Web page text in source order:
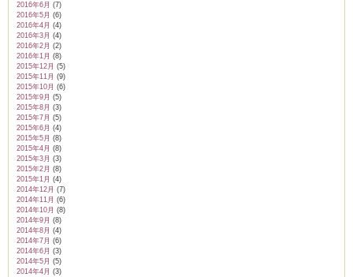
2016年6月 (7)
2016年5月 (6)
2016年4月 (4)
2016年3月 (4)
2016年2月 (2)
2016年1月 (8)
2015年12月 (5)
2015年11月 (9)
2015年10月 (6)
2015年9月 (5)
2015年8月 (3)
2015年7月 (5)
2015年6月 (4)
2015年5月 (8)
2015年4月 (8)
2015年3月 (3)
2015年2月 (8)
2015年1月 (4)
2014年12月 (7)
2014年11月 (6)
2014年10月 (8)
2014年9月 (8)
2014年8月 (4)
2014年7月 (6)
2014年6月 (3)
2014年5月 (5)
2014年4月 (3)